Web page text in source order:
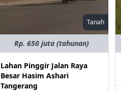
Tanah
Rp. 650 juta (tahunan)
Lahan Pinggir Jalan Raya
Besar Hasim Ashari
Tangerang